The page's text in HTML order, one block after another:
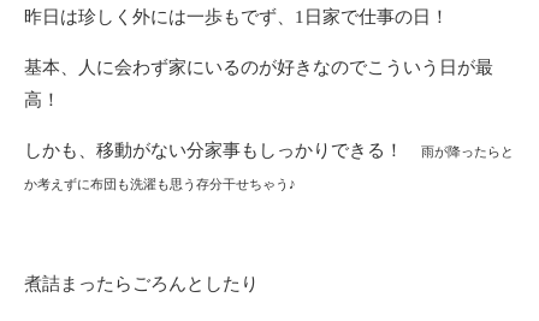
昨日は珍しく外には一歩もでず、1日家で仕事の日！
基本、人に会わず家にいるのが好きなのでこういう日が最
高！
しかも、移動がない分家事もしっかりできる！ 雨が降ったらと
か考えずに布団も洗濯も思う存分干せちゃう♪
煮詰まったらごろんとしたり